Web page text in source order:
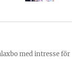
med intresse för